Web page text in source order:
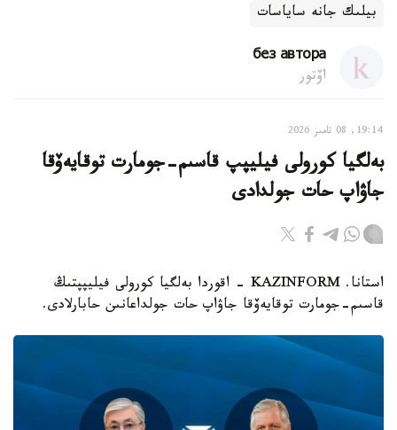
بيلىك جانە ساياسات
без автора
اۆتور
19:14, 08 تامىز 2026
بەلگيا كورولى فيليپپ قاسىم-جومارت توقايەۆقا
جاۋاپ حات جولدادى
استانا. KAZINFORM - اقوردا بەلگيا كورولى فيليپپتىڭ
قاسىم-جومارت توقايەۆقا جاۋاپ حات جولداعانىن حابارلادى.